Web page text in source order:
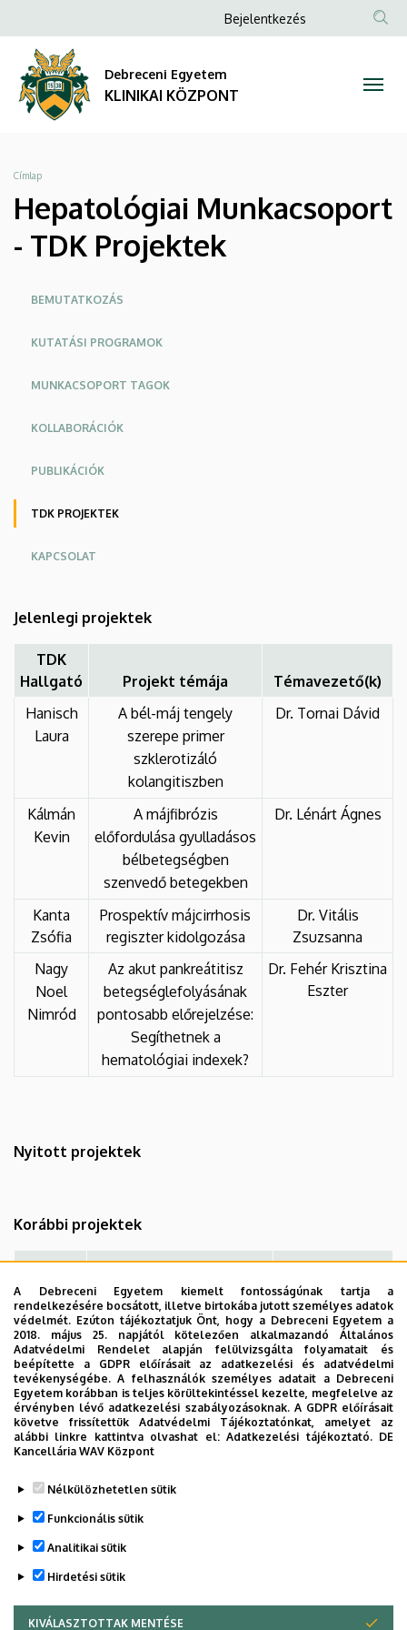
A Debreceni Egyetem kiemelt fontosságúnak tartja a
rendelkezésére bocsátott, illetve birtokába jutott személyes adatok
védelmét. Ezúton tájékoztatjuk Önt, hogy a Debreceni Egyetem a
2018. május 25. napjától kötelezően alkalmazandó Általános
Adatvédelmi Rendelet alapján felülvizsgálta folyamatait és
beépítette a GDPR előírásait az adatkezelési és adatvédelmi
tevékenységébe. A felhasználók személyes adatait a Debreceni
Egyetem korábban is teljes körültekintéssel kezelte, megfelelve az
érvényben lévő adatkezelési szabályozásoknak. A GDPR előírásait
követve frissítettük Adatvédelmi Tájékoztatónkat, amelyet az
alábbi linkre kattintva olvashat el:Adatkezelési tájékoztató. DE
Kancellária WAV Központ
Nélkülözhetetlen sütik
Funkcionális sütik
Analitikai sütik
Hirdetési sütik
KIVÁLASZTOTTAK MENTÉSE
WITHDRAW CONSENT
Munkacsoport
TDK
Projektek
KLINIKAI
a
tartalomra
Anonim
fiók
menüje
Bejelentkezés
Debreceni Egyetem
KLINIKAI KÖZPONT
Morzsa
Címlap
Hepatológiai Munkacsoport
- TDK Projektek
Oldalmenü
BEMUTATKOZÁS
KUTATÁSI PROGRAMOK
MUNKACSOPORT TAGOK
KOLLABORÁCIÓK
PUBLIKÁCIÓK
TDK PROJEKTEK
KAPCSOLAT
Jelenlegi projektek
TDK
Hallgató
Projekt témája
Témavezető(k)
Hanisch
Laura
A bél-máj tengely
szerepe primer
szklerotizáló
kolangitiszben
Dr. Tornai Dávid
Kálmán
Kevin
A májfibrózis
előfordulása gyulladásos
bélbetegségben
szenvedő betegekben
Dr. Lénárt Ágnes
Kanta
Zsófia
Prospektív májcirrhosis
regiszter kidolgozása
Dr. Vitális
Zsuzsanna
Nagy
Noel
Nimród
Az akut pankreátitisz
betegséglefolyásának
pontosabb előrejelzése:
Segíthetnek a
hematológiai indexek?
Dr. Fehér Krisztina
Eszter
Nyitott projektek
Korábbi projektek
TDK
Hallgató
Projekt témája
Témavezető(k)
Bozsó
Boglárka
Az autoimmun
májbetegségben szenvedő
betegek
csontanyagcserezavarának
diagnózisa, követése és
rizikó faktorai
Dr. Tornai Dávid,
Dr. Papp Mária
Legutóbb frissítve: 2026. 02. 23. 14:23